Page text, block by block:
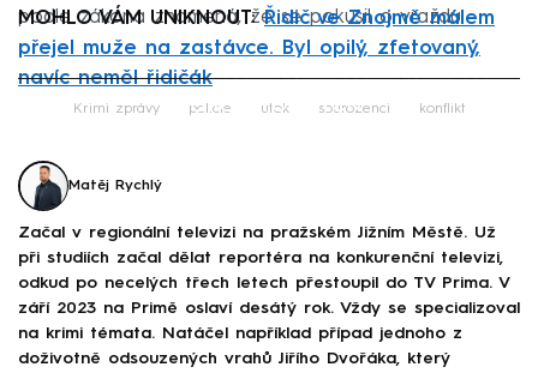
podle zákona znamená, že se pokusil o vraždu.
MOHLO VÁM UNIKNOUT:Řidič ve Znojmě málem
přejel muže na zastávce. Byl opilý, zfetovaný,
navíc neměl řidičák
Failed to fetch
Krimi zprávy policie útok sourozenci konflikt
Matěj Rychlý
Začal v regionální televizi na pražském Jižním Městě. Už
při studiích začal dělat reportéra na konkurenční televizi,
odkud po necelých třech letech přestoupil do TV Prima. V
září 2023 na Primě oslaví desátý rok. Vždy se specializoval
na krimi témata. Natáčel například případ jednoho z
doživotně odsouzených vrahů Jiřího Dvořáka, který